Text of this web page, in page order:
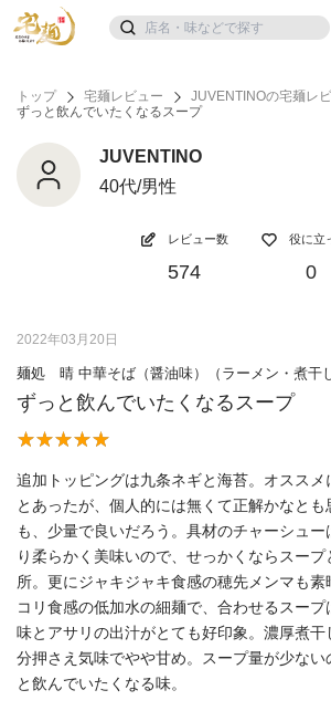
トップ 宅麺レビュー
JUVENTINOの宅麺レ
ずっと飲んでいたくなるスープ
JUVENTINO
40代/男性
レビュー数
574
役に立
0
2022年03月20日
麺処 晴 中華そば（醤油味）（ラーメン・煮干し
ずっと飲んでいたくなるスープ
追加トッピングは九条ネギと海苔。オスス
とあったが、個人的には無くて正解かなと
も、少量で良いだろう。具材のチャーシュ
り柔らかく美味いので、せっかくならスー
所。更にジャキジャキ食感の穂先メンマも素
コリ食感の低加水の細麺で、合わせるスープ
味とアサリの出汁がとても好印象。濃厚煮
分押さえ気味でやや甘め。スープ量が少ない
と飲んでいたくなる味。